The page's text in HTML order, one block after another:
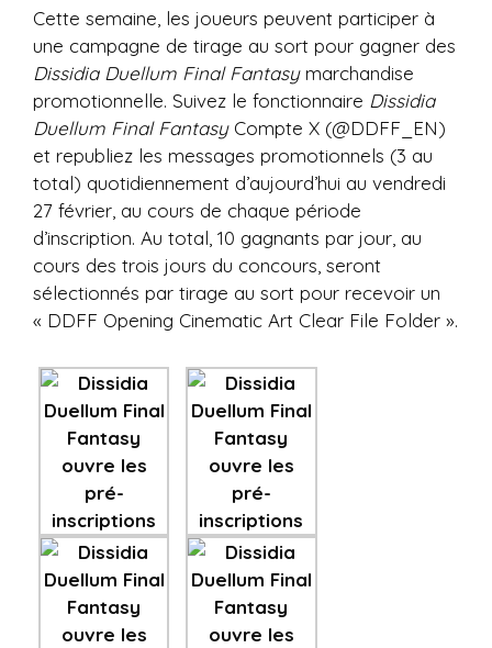
Cette semaine, les joueurs peuvent participer à
une campagne de tirage au sort pour gagner des
Dissidia Duellum Final Fantasy marchandise
promotionnelle. Suivez le fonctionnaire Dissidia
Duellum Final FantasyCompte X (@DDFF_EN)
et republiez les messages promotionnels (3 au
total) quotidiennement d’aujourd’hui au vendredi
27 février, au cours de chaque période
d’inscription. Au total, 10 gagnants par jour, au
cours des trois jours du concours, seront
sélectionnés par tirage au sort pour recevoir un
« DDFF Opening Cinematic Art Clear File Folder ».